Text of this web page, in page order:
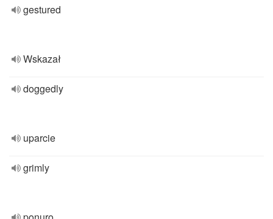
gestured
Wskazał
doggedly
uparcie
grimly